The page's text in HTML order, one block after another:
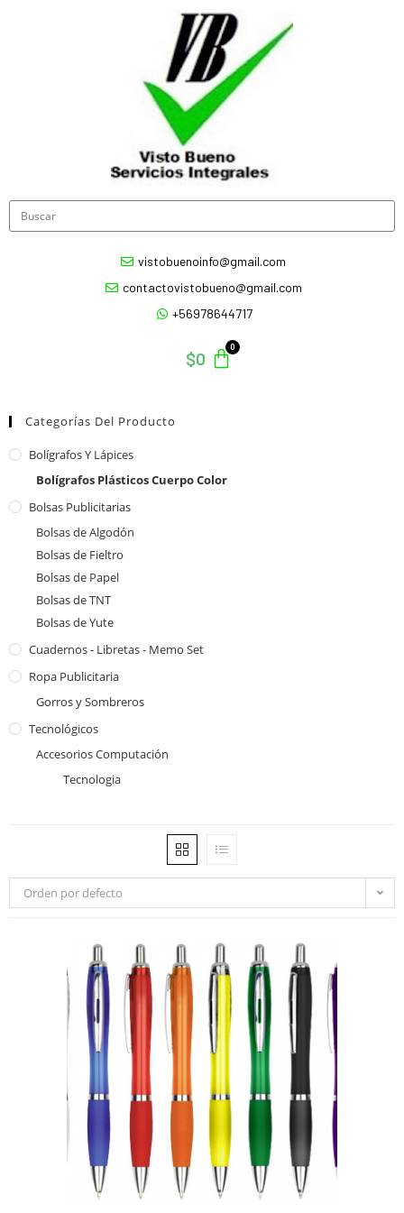
vistobuenoinfo@gmail.com
contactovistobueno@gmail.com
+56978644717
$0
Categorías Del Producto
Bolígrafos Y Lápices
Bolígrafos Plásticos Cuerpo Color
Bolsas Publicitarias
Bolsas de Algodón
Bolsas de Fieltro
Bolsas de Papel
Bolsas de TNT
Bolsas de Yute
Cuadernos - Libretas - Memo Set
Ropa Publicitaria
Gorros y Sombreros
Tecnológicos
Accesorios Computación
Tecnologia
Orden por defecto